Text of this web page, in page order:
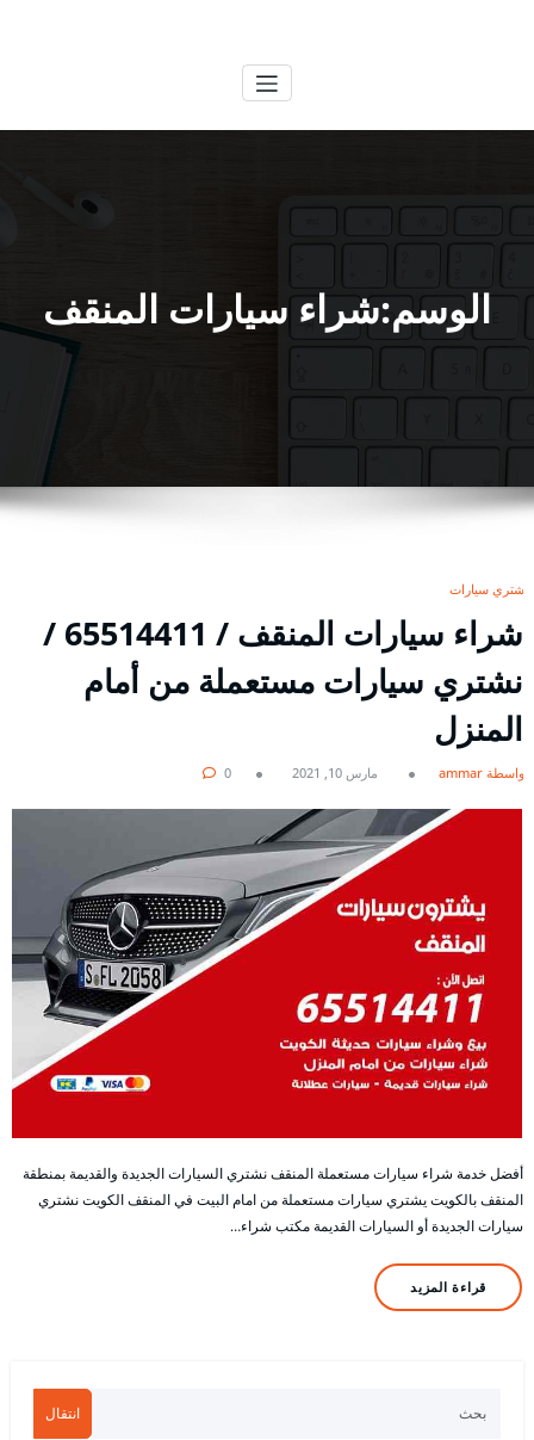
الوسم:شراء سيارات المنقف
نشتري سيارات
شراء سيارات المنقف / 65514411 /
نشتري سيارات مستعملة من أمام
المنزل
بواسطة ammar مارس 10, 2021 0
أفضل خدمة شراء سيارات مستعملة المنقف نشتري السيارات الجديدة والقديمة بمنطقة
المنقف بالكويت يشتري سيارات مستعملة من امام البيت في المنقف الكويت نشتري
سيارات الجديدة أو السيارات القديمة مكتب شراء…
قراءة المزيد
انتقال